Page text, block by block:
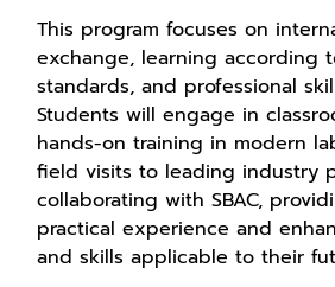
This program focuses on
exchange, learning according
standards, and professional
Students will engage in
hands-on training in modern
field visits to leading industry
collaborating with SBAC,
practical experience and
and skills applicable to their